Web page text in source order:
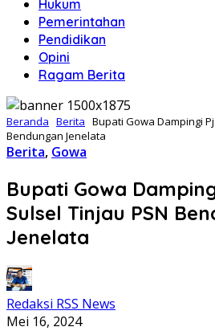
Hukum
Pemerintahan
Pendidikan
Opini
Ragam Berita
Beranda Berita Bupati Gowa Dampingi
Bendungan Jenelata
Berita, Gowa
Bupati Gowa
Sulsel Tinjau PSN
Jenelata
Redaksi RSS News
Mei 16, 2024